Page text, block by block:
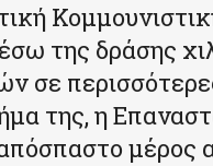
της δράσης
σε
της, η
μέρος